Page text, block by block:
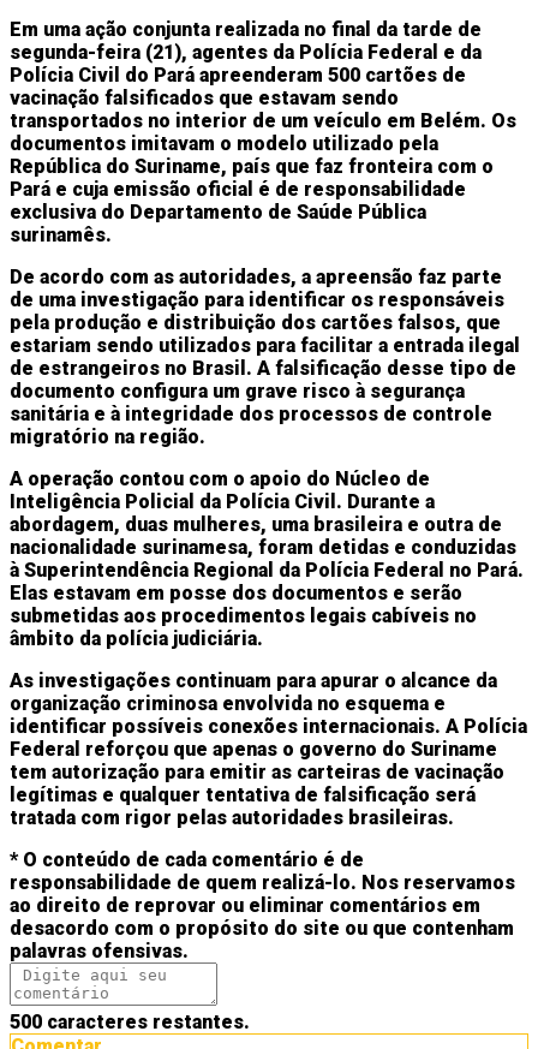
Em uma ação conjunta realizada no final da tarde de
segunda-feira (21), agentes da Polícia Federal e da
Polícia Civil do Pará apreenderam 500 cartões de
vacinação falsificados que estavam sendo
transportados no interior de um veículo em Belém. Os
documentos imitavam o modelo utilizado pela
República do Suriname, país que faz fronteira com o
Pará e cuja emissão oficial é de responsabilidade
exclusiva do Departamento de Saúde Pública
surinamês.
De acordo com as autoridades, a apreensão faz parte
de uma investigação para identificar os responsáveis
pela produção e distribuição dos cartões falsos, que
estariam sendo utilizados para facilitar a entrada ilegal
de estrangeiros no Brasil. A falsificação desse tipo de
documento configura um grave risco à segurança
sanitária e à integridade dos processos de controle
migratório na região.
A operação contou com o apoio do Núcleo de
Inteligência Policial da Polícia Civil. Durante a
abordagem, duas mulheres, uma brasileira e outra de
nacionalidade surinamesa, foram detidas e conduzidas
à Superintendência Regional da Polícia Federal no Pará.
Elas estavam em posse dos documentos e serão
submetidas aos procedimentos legais cabíveis no
âmbito da polícia judiciária.
As investigações continuam para apurar o alcance da
organização criminosa envolvida no esquema e
identificar possíveis conexões internacionais. A Polícia
Federal reforçou que apenas o governo do Suriname
tem autorização para emitir as carteiras de vacinação
legítimas e qualquer tentativa de falsificação será
tratada com rigor pelas autoridades brasileiras.
* O conteúdo de cada comentário é de
responsabilidade de quem realizá-lo. Nos reservamos
ao direito de reprovar ou eliminar comentários em
desacordo com o propósito do site ou que contenham
palavras ofensivas.
500 caracteres restantes.